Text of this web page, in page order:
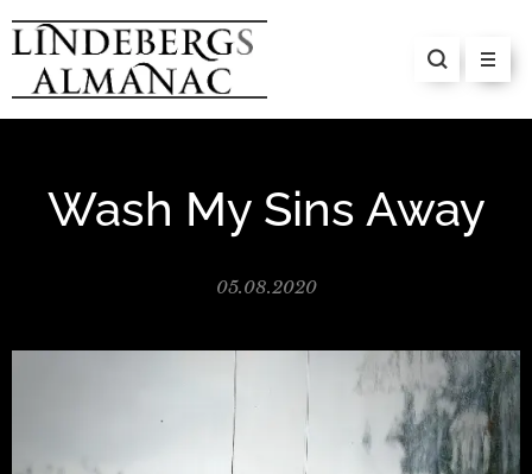
Wash My Sins Away
05.08.2020